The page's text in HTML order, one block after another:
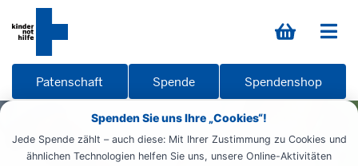
Spenden Sie uns Ihre „Cookies“!
Jede Spende zählt – auch diese: Mit Ihrer Zustimmung zu Cookies und
ähnlichen Technologien helfen Sie uns, unsere Online-Aktivitäten
Patenschaft Spende Spendenshop